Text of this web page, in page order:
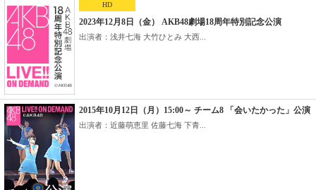
HD
2023年12月8日（金） AKB48劇場18周年特別記念公演
出演者：浅井七海 大竹ひとみ 大西...
2015年10月12日（月）15:00～ チーム8 「会いたかった」公演
出演者：近藤萌恵里 佐藤七海 下青...